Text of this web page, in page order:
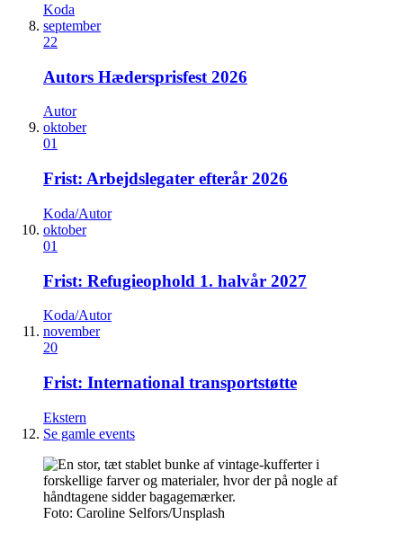
Koda
september
22
Autors Hædersprisfest 2026
Autor
oktober
01
Frist: Arbejdslegater efterår 2026
Koda/Autor
oktober
01
Frist: Refugieophold 1. halvår 2027
Koda/Autor
november
20
Frist: International transportstøtte
Ekstern
Se gamle events
Foto: Caroline Selfors/Unsplash